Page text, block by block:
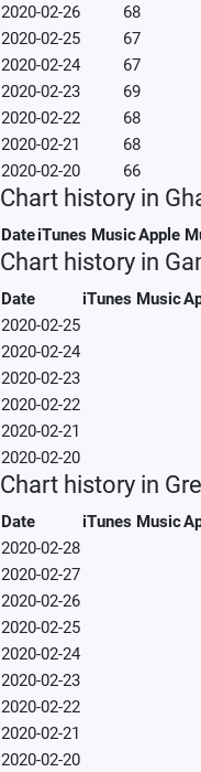
2020-02-26
68
2020-02-25
67
2020-02-24
67
2020-02-23
69
2020-02-22
68
2020-02-21
68
2020-02-20
66
Chart history in
DateiTunes MusicApple
Chart history in
Date iTunes Music
2020-02-25
2020-02-24
2020-02-23
2020-02-22
2020-02-21
2020-02-20
Chart history in
Date iTunes Music
2020-02-28
2020-02-27
2020-02-26
2020-02-25
2020-02-24
2020-02-23
2020-02-22
2020-02-21
2020-02-20